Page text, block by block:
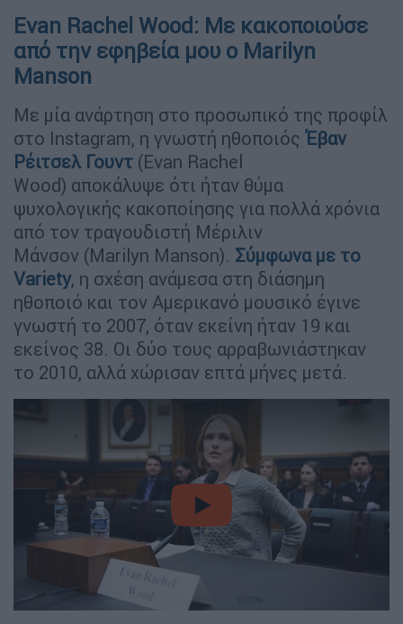
Evan Rachel Wood: Με κακοποιούσε
από την εφηβεία μου ο Marilyn
Manson
Με μία ανάρτηση στο προσωπικό της προφίλ
στο Instagram, η γνωστή ηθοποιός Έβαν
Ρέιτσελ Γουντ (Evan Rachel
Wood) αποκάλυψε ότι ήταν θύμα
ψυχολογικής κακοποίησης για πολλά χρόνια
από τον τραγουδιστή Μέριλιν
Μάνσον (Marilyn Manson). Σύμφωνα με το
Variety, η σχέση ανάμεσα στη διάσημη
ηθοποιό και τον Αμερικανό μουσικό έγινε
γνωστή το 2007, όταν εκείνη ήταν 19 και
εκείνος 38. Οι δύο τους αρραβωνιάστηκαν
το 2010, αλλά χώρισαν επτά μήνες μετά.
video